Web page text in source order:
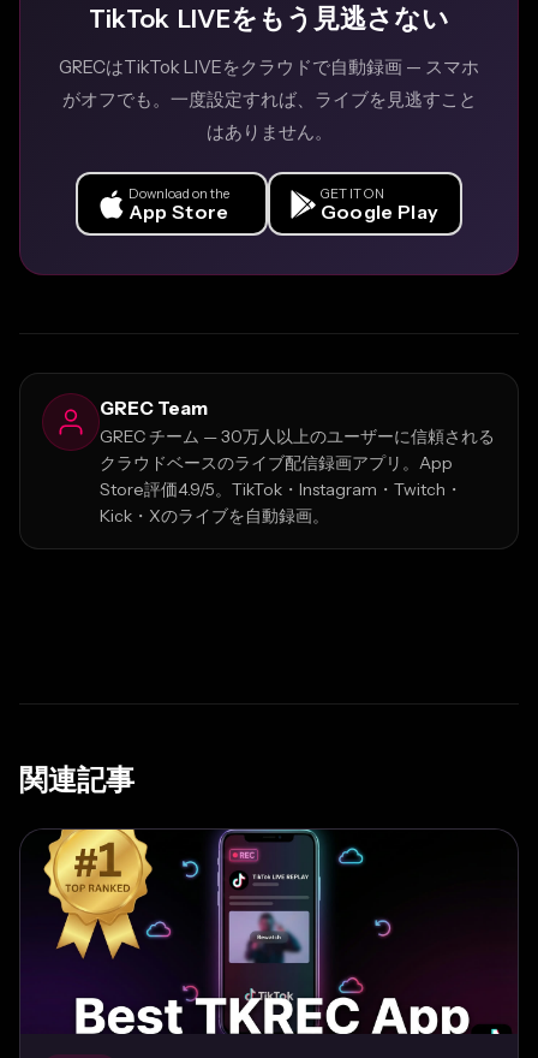
TikTok LIVEをもう見逃さない
GRECはTikTok LIVEをクラウドで自動録画 — スマホ
がオフでも。一度設定すれば、ライブを見逃すこと
はありません。
Download on the
App Store
GET IT ON
Google Play
GREC Team
GREC チーム — 30万人以上のユーザーに信頼される
クラウドベースのライブ配信録画アプリ。App
Store評価4.9/5。TikTok・Instagram・Twitch・
Kick・Xのライブを自動録画。
関連記事